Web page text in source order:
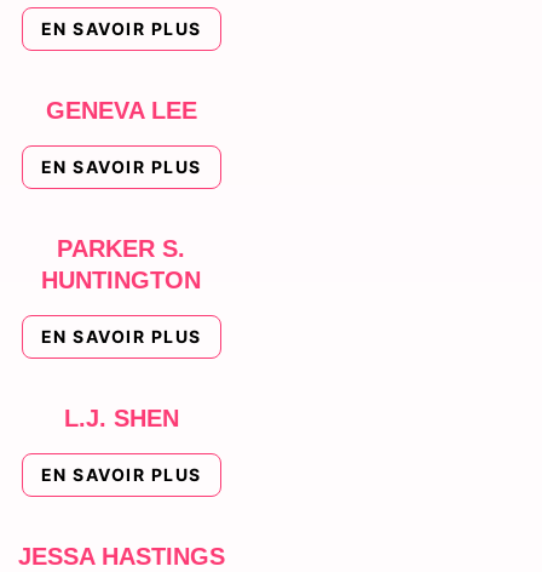
EN SAVOIR PLUS
GENEVA LEE
EN SAVOIR PLUS
PARKER S.
HUNTINGTON
EN SAVOIR PLUS
L.J. SHEN
EN SAVOIR PLUS
JESSA HASTINGS